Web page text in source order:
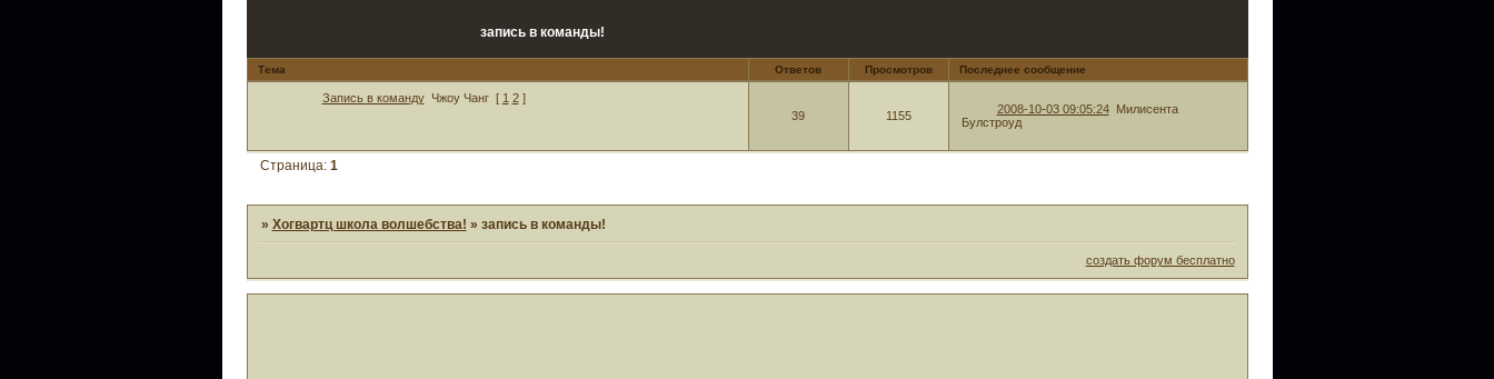
запись в команды!
Тема Ответов Просмотров Последнее сообщение
Запись в команду Чжоу Чанг [ 1 2 ]
39
1155 2008-10-03 09:05:24
Милисента
Булстроуд
Страница: 1
» Хогвартц школа волшебства! » запись в команды!
создать форум бесплатно